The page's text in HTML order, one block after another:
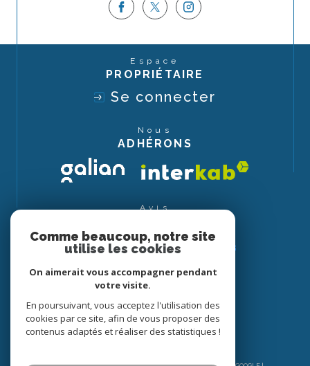
Espace
PROPRIÉTAIRE
Se connecter
Nous
ADHÉRONS
Avis
Comme beaucoup, notre site
utilise les cookies
On aimerait vous accompagner pendant
votre visite.
En poursuivant, vous acceptez l'utilisation des
cookies par ce site, afin de vous proposer des
contenus adaptés et réaliser des statistiques !